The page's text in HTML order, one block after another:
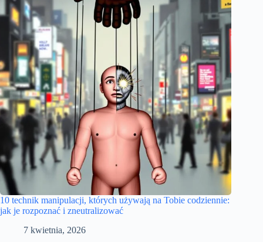
10 technik manipulacji, których używają na Tobie codziennie:
jak je rozpoznać i zneutralizować
7 kwietnia, 2026